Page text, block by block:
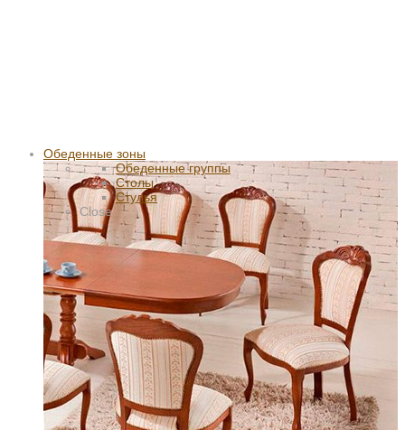
Обеденные зоны
Обеденные группы
Столы
Стулья
Close